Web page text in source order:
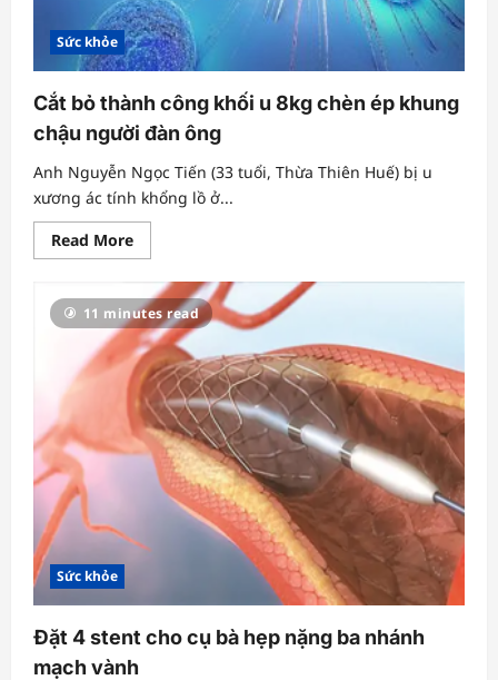
Sức khỏe
Cắt bỏ thành công khối u 8kg chèn ép khung
chậu người đàn ông
Anh Nguyễn Ngọc Tiến (33 tuổi, Thừa Thiên Huế) bị u
xương ác tính khổng lồ ở...
Read MoreRead
more
Cắt
bỏ
thành
công
khối
u
8kg
chèn
ép
khung
chậu
người
đàn
ông
11 minutes read
Sức khỏe
Đặt 4 stent cho cụ bà hẹp nặng ba nhánh
mạch vành